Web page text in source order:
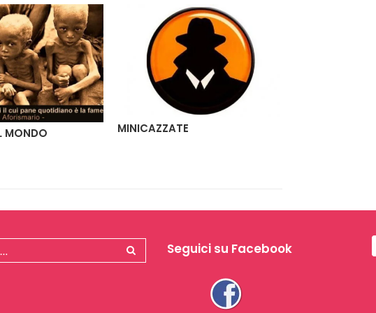
MONDO MINICAZZATE
Seguici su Facebook